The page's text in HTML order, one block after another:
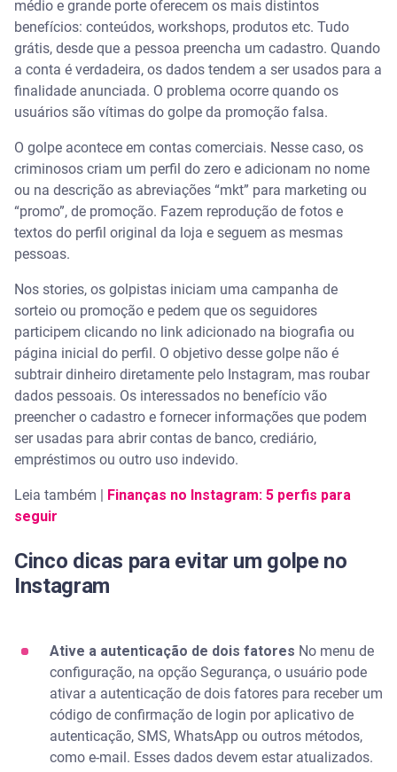
médio e grande porte oferecem os mais distintos
benefícios: conteúdos, workshops, produtos etc. Tudo
grátis, desde que a pessoa preencha um cadastro. Quando
a conta é verdadeira, os dados tendem a ser usados para a
finalidade anunciada. O problema ocorre quando os
usuários são vítimas do golpe da promoção falsa.
O golpe acontece em contas comerciais. Nesse caso, os
criminosos criam um perfil do zero e adicionam no nome
ou na descrição as abreviações “mkt” para marketing ou
“promo”, de promoção. Fazem reprodução de fotos e
textos do perfil original da loja e seguem as mesmas
pessoas.
Nos stories, os golpistas iniciam uma campanha de
sorteio ou promoção e pedem que os seguidores
participem clicando no link adicionado na biografia ou
página inicial do perfil. O objetivo desse golpe não é
subtrair dinheiro diretamente pelo Instagram, mas roubar
dados pessoais. Os interessados no benefício vão
preencher o cadastro e fornecer informações que podem
ser usadas para abrir contas de banco, crediário,
empréstimos ou outro uso indevido.
Leia também |
Finanças no Instagram: 5 perfis para
seguir
Cinco dicas para evitar um golpe no
Instagram
Ative a autenticação de dois fatores No menu de
configuração, na opção Segurança, o usuário pode
ativar a autenticação de dois fatores para receber um
código de confirmação de login por aplicativo de
autenticação, SMS, WhatsApp ou outros métodos,
como e-mail. Esses dados devem estar atualizados.